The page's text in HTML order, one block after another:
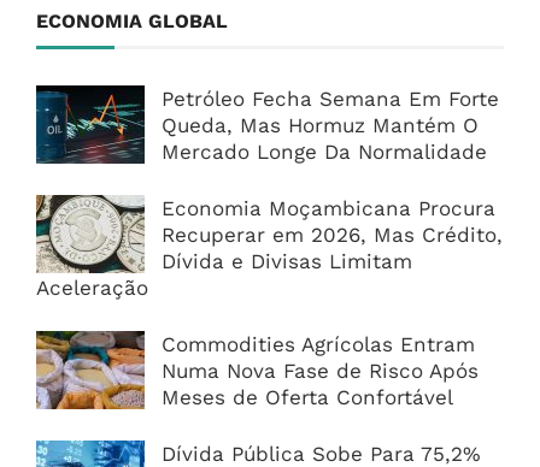
ECONOMIA GLOBAL
Petróleo Fecha Semana Em Forte
Queda, Mas Hormuz Mantém O
Mercado Longe Da Normalidade
Economia Moçambicana Procura
Recuperar em 2026, Mas Crédito,
Dívida e Divisas Limitam
Aceleração
Commodities Agrícolas Entram
Numa Nova Fase de Risco Após
Meses de Oferta Confortável
Dívida Pública Sobe Para 75,2%